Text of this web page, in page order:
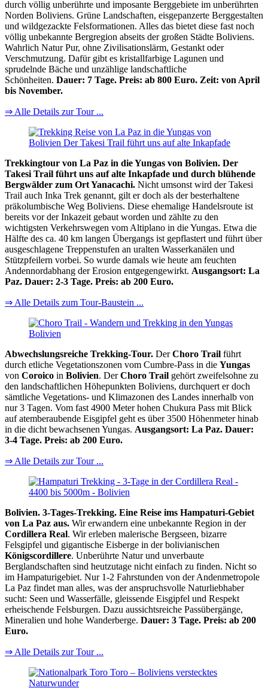
durch völlig unberührte und imposante Berggebiete im unberührten
Norden Boliviens. Grüne Landschaften, eisgepanzerte Berggestalten
und wildgezackte Felsformationen. Alles das bietet diese fast noch
völlig unbekannte Bergregion abseits der großen Städte Boliviens.
Wahrlich Natur Pur, ohne Zivilisationslärm, Gestankt oder
Verschmutzung. Dafür gibt es kristallfarbige Lagunen und
sprudelnde Bäche und unzählige landschaftliche
Schönheiten. Dauer: 7 Tage. Preis: ab 800 Euro. Zeit: von April
bis November.
⇒ Alle Details zur Tour ...
Trekkingtour von La Paz in die Yungas von Bolivien. Der
Takesi Trail führt uns auf alte Inkapfade und durch blühende
Bergwälder zum Ort Yanacachi. Nicht umsonst wird der Takesi
Trail auch Inka Trek genannt, gilt er doch als der besterhaltene
präkolumbische Weg Boliviens. Diese ehemalige Handelsroute ist
bereits vor der Inkazeit gebaut worden und zählte zu den
wichtigsten Verkehrswegen vom Altiplano in die Yungas. Etwa die
Hälfte des ca. 40 km langen Übergangs ist gepflastert und führt über
ausgeschlagene Treppenstufen an uralten Wasserkanälen und
Stützpfeilern vorbei. So wurde damals wie heute am feuchten
Andennordabhang der Erosion entgegengewirkt. Ausgangsort: La
Paz. Dauer: 2-3 Tage. Preis: ab 200 Euro.
⇒ Alle Details zum Tour-Baustein ...
Abwechslungsreiche Trekking-Tour. DerChoro Trail führt
durch etliche Vegetationszonen vom Cumbre-Pass in die Yungas
von Coroico in Bolivien. DerChoro Trail gehört zweifelsohne zu
den landschaftlichen Höhepunkten Boliviens, durchquert er doch
sämtliche Vegetations- und Klimazonen des Landes innerhalb von
nur 3 Tagen. Vom fast 4900 Meter hohen Chukura Pass mit Blick
auf atemberaubende Eisgipfel geht es über 3500 Höhenmeter hinab
in die dicht bewachsenen Yungas. Ausgangsort: La Paz. Dauer:
3-4 Tage. Preis: ab 200 Euro.
⇒ Alle Details zur Tour ...
Bolivien. 3-Tages-Trekking. Eine Reise ims Hampaturi-Gebiet
von La Paz aus. Wir erwandern eine unbekannte Region in der
Cordillera Real. Wir erleben malerische Bergseen, bizarre
Felsgipfel und gigantische Eisberge in der bolivianischen
Königscordillere. Unberührte Natur und unverbaute
Berglandschaften sind heutzutage nicht einfach zu finden. Nicht so
im Hampaturigebiet. Nur 1-2 Fahrstunden von der Andenmetropole
La Paz findet man alles, was der anspruchsvolle Naturliebhaber
sucht: Seen und Wasserfälle, gleissende Eisgipfel und Respekt
erheischende Felsburgen. Dazu aussichtsreiche Passübergänge,
Mineralien und hohe Wanderberge. Dauer: 3 Tage. Preis: ab 200
Euro.
⇒ Alle Details zur Tour ...